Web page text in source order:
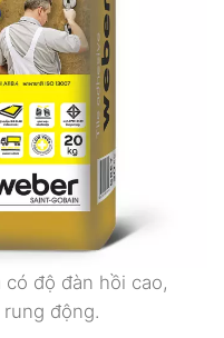
có độ đàn hồi cao,
động.